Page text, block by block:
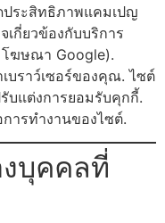
ประสิทธิภาพแคมเปญ
เกี่ยวข้องกับบริการ
ฆษณา Google).
บราว์เซอร์ของคุณ. ไซต์
บแต่งการยอมรับคุกกี้.
ารทำงานของไซต์.
งบุคคลที่